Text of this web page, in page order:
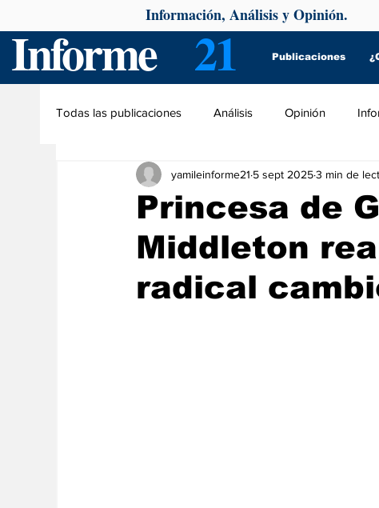
Informe 21 Publicaciones
Información, Análisis y Opinión.
Todas las publicaciones Análisis Opinión
Princesa de
Middleton
radical
yamileinforme21 5 sept 20253 min de